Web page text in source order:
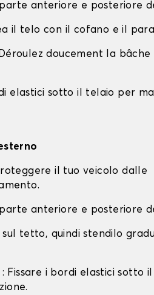
anteriore e posteriore
il telo con il cofano e il
doucement la bâche
elastici sotto il telaio per
il tuo veicolo dalle
anteriore e posteriore
sul tetto, quindi stendilo
: Fissare i bordi elastici sotto